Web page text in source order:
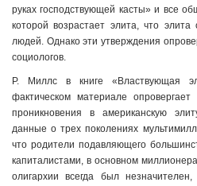
руках господствующей касты» и все
которой возрастает элита, что
людей. Однако эти утверждения
социологов.
Р. Миллс в книге «Властвующая
фактическом материале
проникновения в американскую
данные о трех поколениях
что родители подавляющего
капиталистами, в основном
олигархии всегда был